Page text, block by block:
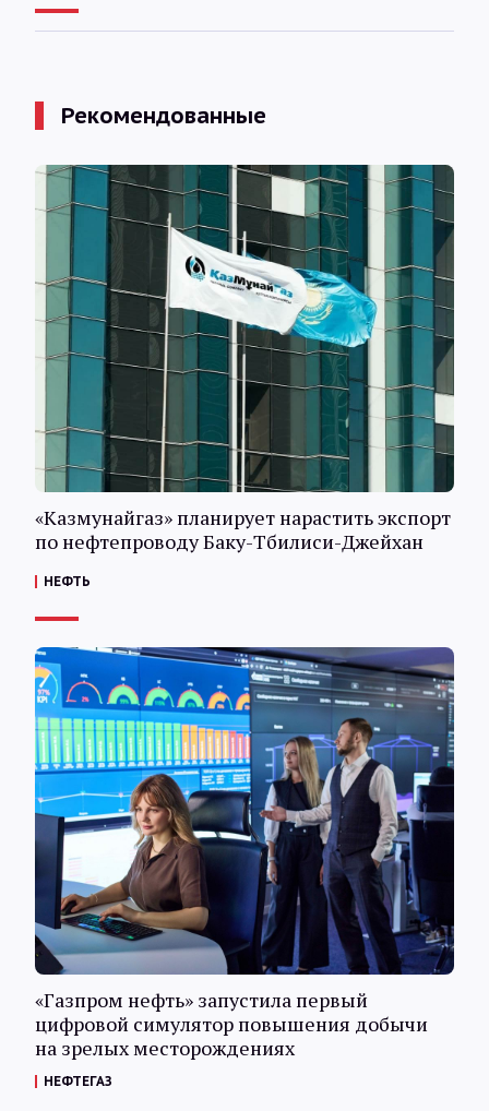
Рекомендованные
«Казмунайгаз» планирует нарастить экспорт
по нефтепроводу Баку-Тбилиси-Джейхан
НЕФТЬ
«Газпром нефть» запустила первый
цифровой симулятор повышения добычи
на зрелых месторождениях
НЕФТЕГАЗ